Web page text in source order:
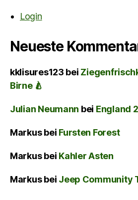
Login
Neueste
kklisures123 bei
Birne 🍐
Julian Neumann bei England
Markusbei Fursten Forest
Markusbei Kahler Asten
Markusbei Jeep Community